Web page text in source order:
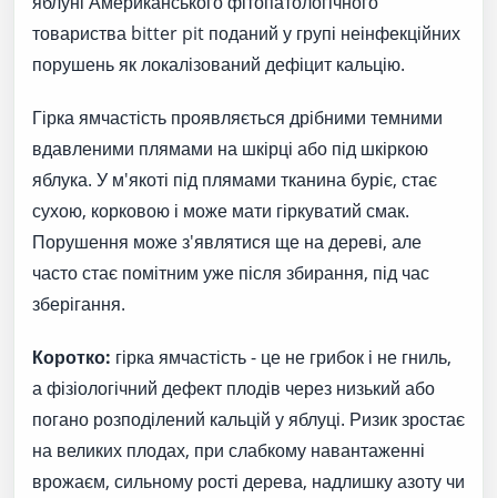
товариства bitter pit поданий у групі неінфекційних
порушень як локалізований дефіцит кальцію.
Гірка ямчастість проявляється дрібними темними
вдавленими плямами на шкірці або під шкіркою
яблука. У м'якоті під плямами тканина буріє, стає
сухою, корковою і може мати гіркуватий смак.
Порушення може з'являтися ще на дереві, але
часто стає помітним уже після збирання, під час
зберігання.
Коротко: гірка ямчастість - це не грибок і не гниль,
а фізіологічний дефект плодів через низький або
погано розподілений кальцій у яблуці. Ризик зростає
на великих плодах, при слабкому навантаженні
врожаєм, сильному рості дерева, надлишку азоту чи